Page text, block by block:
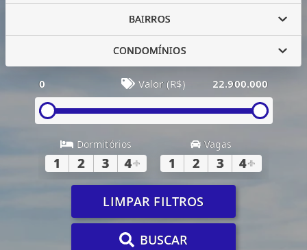
BAIRROS
CONDOMÍNIOS
0 Valor (R$) 22.900.000
Dormitórios
1 2 3 4+
Vagas
1 2 3 4+
LIMPAR FILTROS
BUSCAR